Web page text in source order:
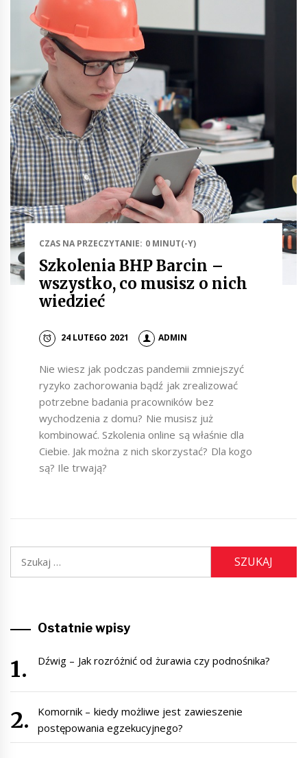
CZAS NA PRZECZYTANIE: 0 MINUT(-Y)
Szkolenia BHP Barcin –
wszystko, co musisz o nich
wiedzieć
24 LUTEGO 2021 ADMIN
Nie wiesz jak podczas pandemii zmniejszyć
ryzyko zachorowania bądź jak zrealizować
potrzebne badania pracowników bez
wychodzenia z domu? Nie musisz już
kombinować. Szkolenia online są właśnie dla
Ciebie. Jak można z nich skorzystać? Dla kogo
są? Ile trwają?
Ostatnie wpisy
Dźwig – Jak rozróżnić od żurawia czy podnośnika?
Komornik – kiedy możliwe jest zawieszenie
postępowania egzekucyjnego?